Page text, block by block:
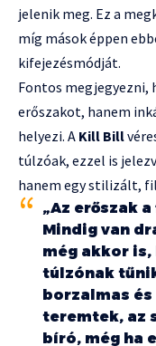
jelenik meg. Ez a
míg mások éppen
kifejezésmódját.
Fontos megjegyezni,
erőszakot, hanem
helyezi. A Kill Bill
túlzóak, ezzel is
hanem egy stilizált,
„Az erőszak
Mindig van
még akkor
túlzónak
borzalmas
teremtek, az
bíró, még ha